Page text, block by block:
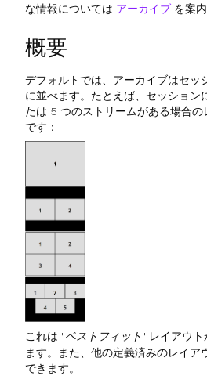
な情報については アーカイブ を案内
概要
デフォルトでは、アーカイブはセッ
に並べます。たとえば、セッション
たは 5 つのストリームがある場合の
です：
これは "ベストフィット" レイアウ
ます。また、他の定義済みのレイア
できます。